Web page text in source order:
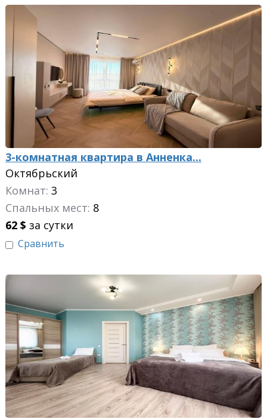
3-комнатная квартира в Анненка...
Октябрьский
Комнат: 3
Спальных мест: 8
62 $ за сутки
Сравнить